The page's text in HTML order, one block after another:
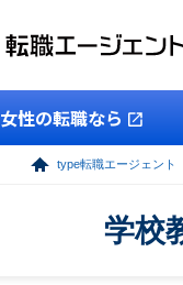
女性の転職なら
type転職エージェント
学校